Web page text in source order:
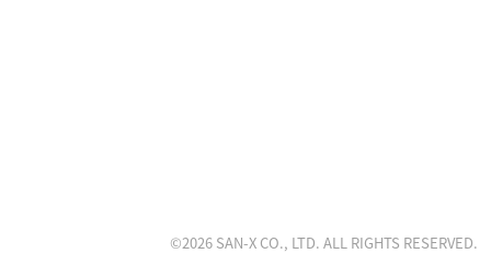
©2026 SAN-X CO., LTD. ALL RIGHTS RESERVED.